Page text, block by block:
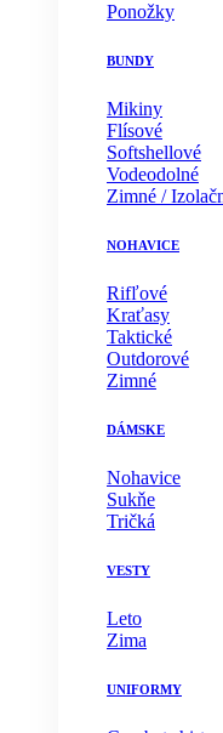
Ponožky
BUNDY
Mikiny
Flísové
Softshellové
Vodeodolné
Zimné /
NOHAVICE
Rifľové
Kraťasy
Taktické
Outdorové
Zimné
DÁMSKE
Nohavice
Sukňe
Tričká
VESTY
Leto
Zima
UNIFORMY